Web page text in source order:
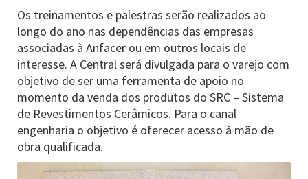
Os treinamentos e palestras serão realizados ao
longo do ano nas dependências das empresas
associadas à Anfacer ou em outros locais de
interesse. A Central será divulgada para o varejo com
objetivo de ser uma ferramenta de apoio no
momento da venda dos produtos do SRC – Sistema
de Revestimentos Cerâmicos. Para o canal
engenharia o objetivo é oferecer acesso à mão de
obra qualificada.